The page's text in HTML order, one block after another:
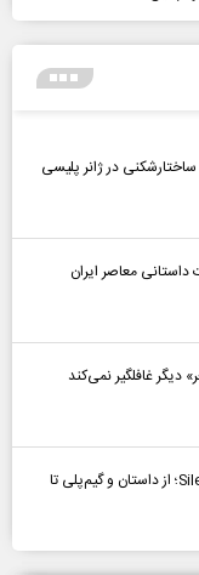
در ژانر پلیسی
داستانی معاصر ایران
غافلگیر نمی‌کند
بررسی بازی Silent Hill: Townfall؛ از داستان و گیم‌پلی تا